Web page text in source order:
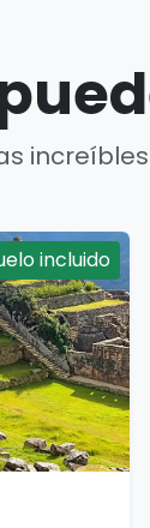
increíbles
incluido